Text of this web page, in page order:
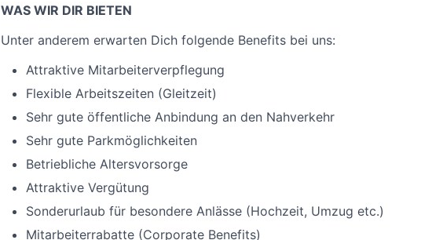
WAS WIR DIR BIETEN
Unter anderem erwarten Dich folgende Benefits bei uns:
Attraktive Mitarbeiterverpflegung
Flexible Arbeitszeiten (Gleitzeit)
Sehr gute öffentliche Anbindung an den Nahverkehr
Sehr gute Parkmöglichkeiten
Betriebliche Altersvorsorge
Attraktive Vergütung
Sonderurlaub für besondere Anlässe (Hochzeit, Umzug etc.)
Mitarbeiterrabatte (Corporate Benefits)